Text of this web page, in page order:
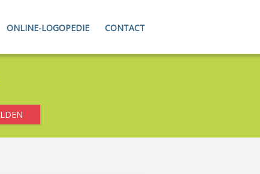
ONLINE-LOGOPEDIE CONTACT